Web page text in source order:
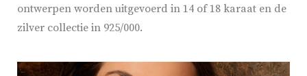
ontwerpen worden uitgevoerd in 14 of 18 karaat en de
zilver collectie in 925/000.